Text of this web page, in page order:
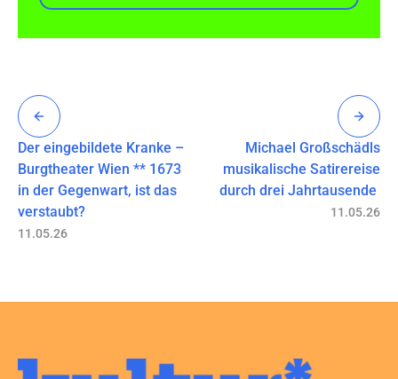
Der eingebildete Kranke –
Burgtheater Wien ** 1673
in der Gegenwart, ist das
verstaubt?
11.05.26
Michael Großschädls
musikalische Satirereise
durch drei Jahrtausende
11.05.26